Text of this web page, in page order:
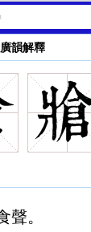
韻解釋
聲。